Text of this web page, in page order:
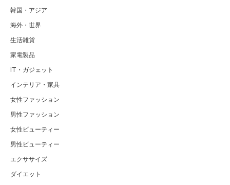
韓国・アジア
海外・世界
生活雑貨
家電製品
IT・ガジェット
インテリア・家具
女性ファッション
男性ファッション
女性ビューティー
男性ビューティー
エクササイズ
ダイエット